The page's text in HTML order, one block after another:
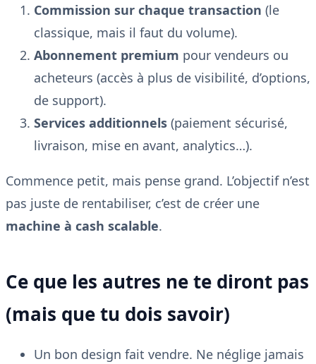
Commission sur chaque transaction (le
classique, mais il faut du volume).
Abonnement premium pour vendeurs ou
acheteurs (accès à plus de visibilité, d’options,
de support).
Services additionnels (paiement sécurisé,
livraison, mise en avant, analytics…).
Commence petit, mais pense grand. L’objectif n’est
pas juste de rentabiliser, c’est de créer une
machine à cash scalable.
Ce que les autres ne te diront pas
(mais que tu dois savoir)
Un bon design fait vendre. Ne néglige jamais